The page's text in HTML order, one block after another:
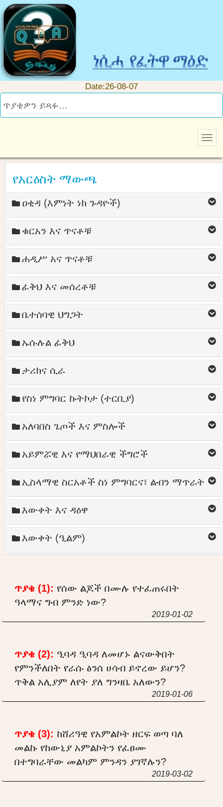
Date:26-08-07
የአርዕስት ማውጫ
ዐቂዳ (እምነት ነክ ጉዳዮች)
ቁርአን እና ጥናቶቹ
ሐዲሥ አና ጥናቶቹ
ፊቅህ እና መሰረቶቹ
ቤተሰባዊ ህግጋት
ኡሱሉል ፊቅህ
ታሪክና ሲራ
የስነ ምግባር ኩትኮታ (ተርቢያ)
አለባበስ ጌጦች እና ምስሎች
አይምሯዊ እና የማህበራዊ ችግሮች
ኢስላማዊ ስርአቶች ስነ ምግባርና፣ ልብን ማጥራት
እውቀት እና ዳዕዋ
እውቀት (ዒልም)
ጥያቄ (1): የሰው ልጆች በሙሉ የተፈጠሩበት
ዓላማና ግብ ምንድ ነው?
2019-01-02
ጥያቄ (2): ዒባዳ ዒባዳ ለመሆኑ ልናውቅበት
የምንችለበት የራሱ ፅንሰ ሀሳብ ይኖረው ይሆን?
ጥቅል አሊያም ለየት ያለ ግንዛቤ አለውን?
2019-01-06
ጥያቄ (3): ከሸሪዓዊ የአምልኮት ዘርፍ ወጣ ባለ
መልኩ የከውኒያ አምልኮትን የፈፀሙ
በተግባራቸው መልካም ምንዳን ያገኛሉን?
2019-03-02